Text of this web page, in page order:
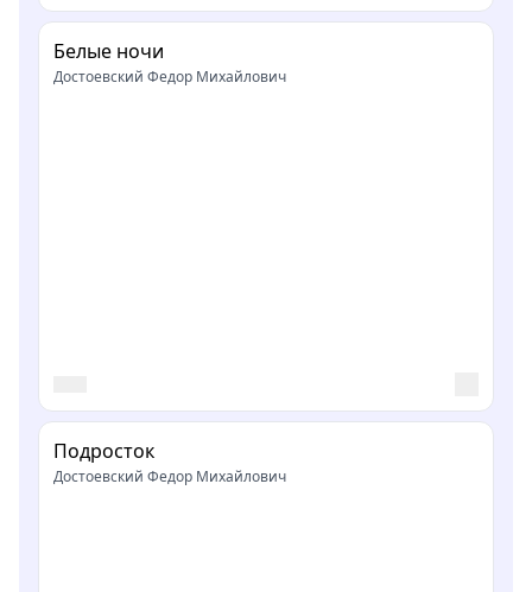
Белые ночи
Достоевский Федор Михайлович
Подросток
Достоевский Федор Михайлович